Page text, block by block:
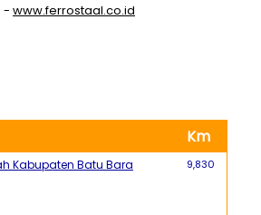
- www.ferrostaal.co.id
Km
Kabupaten Batu Bara 9,830